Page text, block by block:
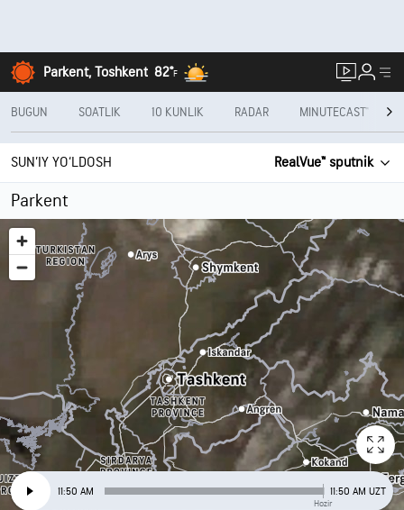
Parkent, Toshkent 82°F
BUGUN SOATLIK 10 KUNLIK RADAR MINUTECAST®
SUN’IY YO‘LDOSH RealVue™ sputnik
Parkent
11:50 AM
Hozir
11:50 AM UZT